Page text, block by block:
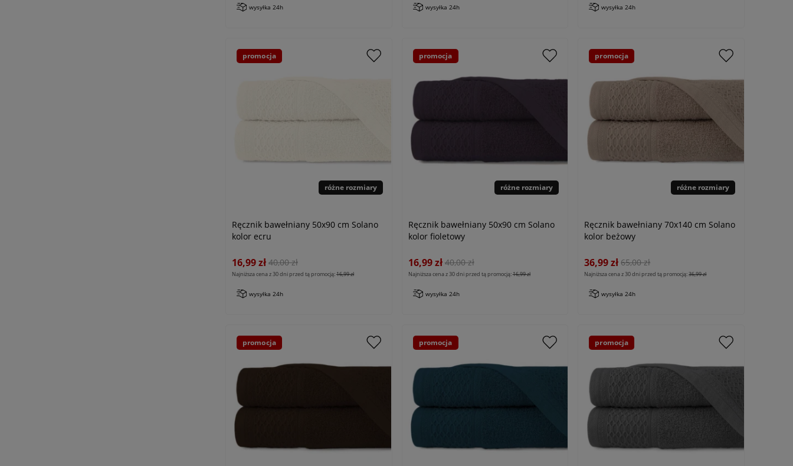
wysyłka 24h wysyłka 24h wysyłka 24h
różne rozmiary
Ręcznik bawełniany 50x90 cm Solano
kolor ecru
16,99 zł 40,00 zł
Najniższa cena z 30 dni przed tą promocją:16,99 zł
wysyłka 24h
promocja
różne rozmiary
Ręcznik bawełniany 50x90 cm Solano
kolor fioletowy
16,99 zł 40,00 zł
Najniższa cena z 30 dni przed tą promocją:16,99 zł
wysyłka 24h
promocja
różne rozmiary
Ręcznik bawełniany 70x140 cm Solano
kolor beżowy
36,99 zł 65,00 zł
Najniższa cena z 30 dni przed tą promocją:36,99 zł
wysyłka 24h
promocja
promocja promocja promocja